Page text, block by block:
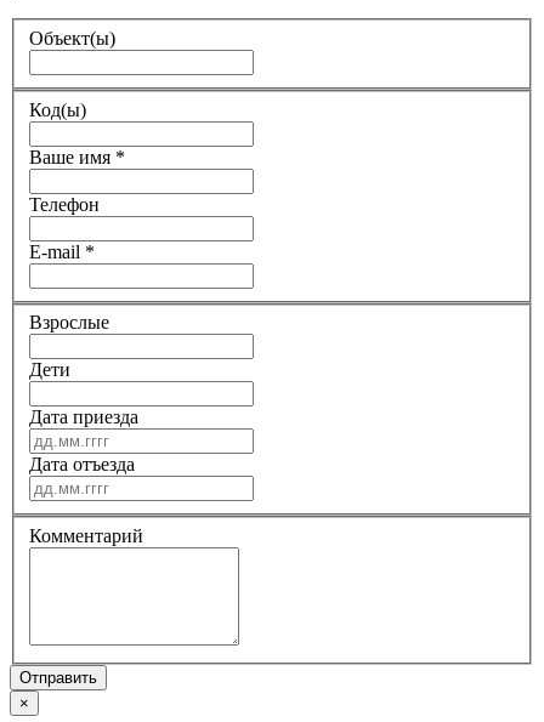
Объект(ы)
Код(ы)
Ваше имя *
Телефон
E-mail *
Взрослые
Дети
Дата приезда
Дата отъезда
Комментарий
Отправить
×